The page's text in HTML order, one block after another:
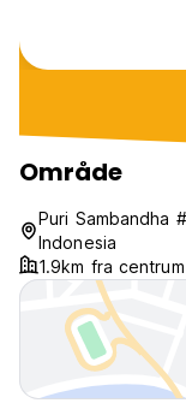
Område
Puri Sambandha
Indonesia
1.9km fra centrum